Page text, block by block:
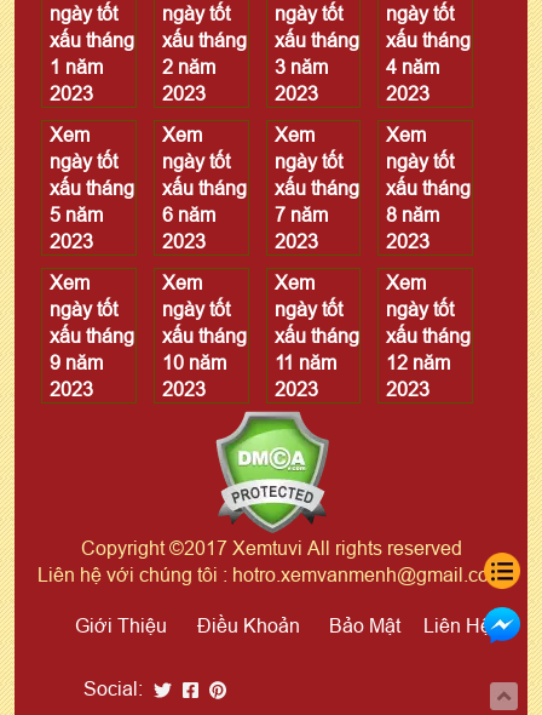
ngày tốt
xấu tháng
1 năm
2023
ngày tốt
xấu tháng
2 năm
2023
ngày tốt
xấu tháng
3 năm
2023
ngày tốt
xấu tháng
4 năm
2023
Xem
ngày tốt
xấu tháng
5 năm
2023
Xem
ngày tốt
xấu tháng
6 năm
2023
Xem
ngày tốt
xấu tháng
7 năm
2023
Xem
ngày tốt
xấu tháng
8 năm
2023
Xem
ngày tốt
xấu tháng
9 năm
2023
Xem
ngày tốt
xấu tháng
10 năm
2023
Xem
ngày tốt
xấu tháng
11 năm
2023
Xem
ngày tốt
xấu tháng
12 năm
2023
Copyright ©2017 Xemtuvi All rights reserved
Liên hệ với chúng tôi : hotro.xemvanmenh@gmail.com
Giới Thiệu Điều Khoản Bảo Mật Liên Hệ
Social: